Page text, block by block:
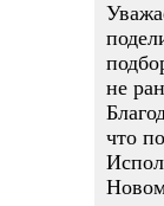
не
что